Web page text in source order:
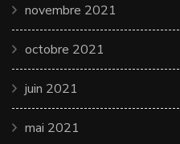
novembre 2021
octobre 2021
juin 2021
mai 2021